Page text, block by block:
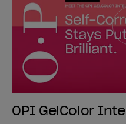
OPI GelColor